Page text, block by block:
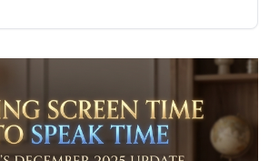
우는 가장 안전한 방법
가 2025년 최고의 선택인지
시간으로 바꿀 준비가 되셨나요?